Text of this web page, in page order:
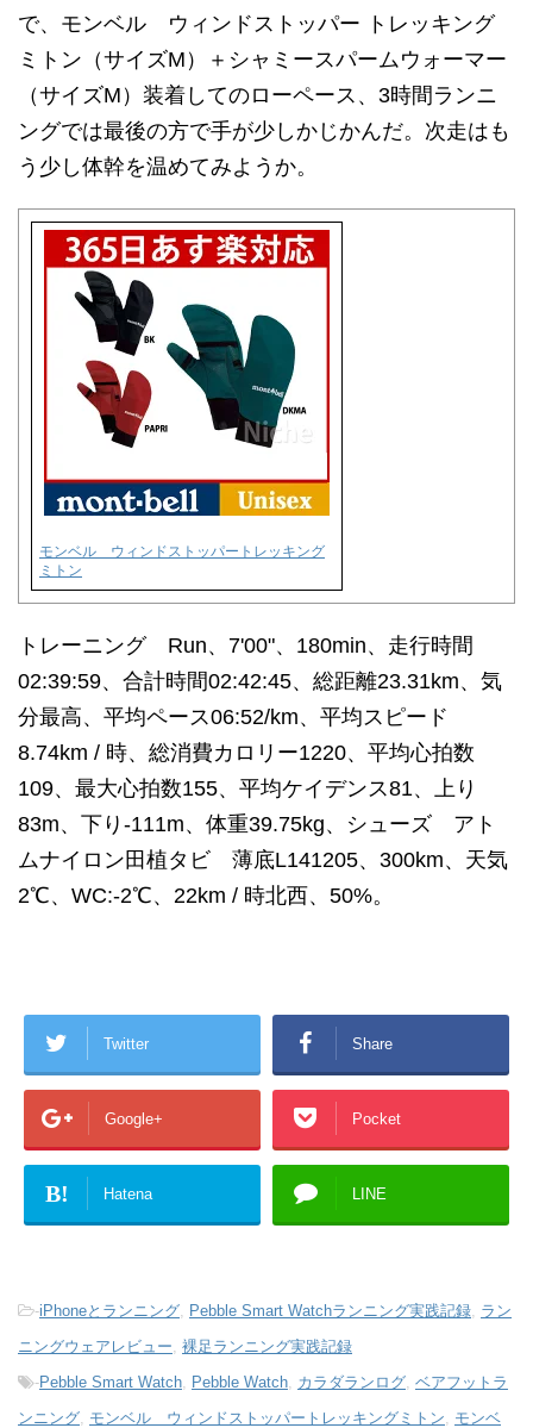
で、モンベル ウィンドストッパー トレッキング
ミトン（サイズM）＋シャミースパームウォーマー
（サイズM）装着してのローペース、3時間ランニ
ングでは最後の方で手が少しかじかんだ。次走はも
う少し体幹を温めてみようか。
モンベル ウィンドストッパートレッキング
ミトン
トレーニング Run、7'00"、180min、走行時間
02:39:59、合計時間02:42:45、総距離23.31km、気
分最高、平均ペース06:52/km、平均スピード
8.74km / 時、総消費カロリー1220、平均心拍数
109、最大心拍数155、平均ケイデンス81、上り
83m、下り-111m、体重39.75kg、シューズ アト
ムナイロン田植タビ 薄底L141205、300km、天気
2℃、WC:-2℃、22km / 時北西、50%。
Twitter Share
Google+ Pocket
B! Hatena LINE
-iPhoneとランニング, Pebble Smart Watchランニング実践記録, ラン
ニングウェアレビュー, 裸足ランニング実践記録
-Pebble Smart Watch, Pebble Watch, カラダランログ, ベアフットラ
ンニング, モンベル ウィンドストッパートレッキングミトン, モンベ